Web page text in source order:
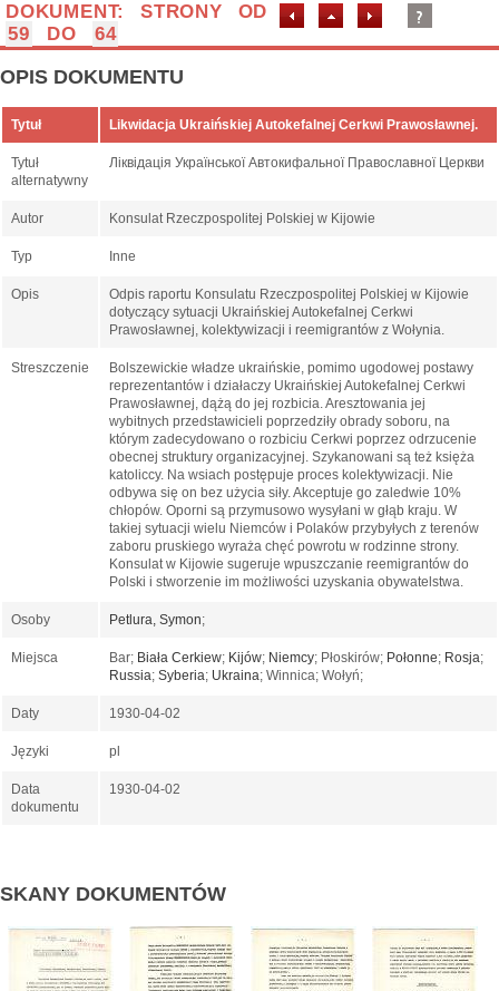
DOKUMENT: STRONY OD
59
DO 64
OPIS DOKUMENTU
Tytuł Likwidacja Ukraińskiej Autokefalnej Cerkwi Prawosławnej.
Tytuł
alternatywny
Ліквідація Української Автокифальної Православної Церкви
Autor Konsulat Rzeczpospolitej Polskiej w Kijowie
Typ Inne
Opis
Odpis raportu Konsulatu Rzeczpospolitej Polskiej w Kijowie
dotyczący sytuacji Ukraińskiej Autokefalnej Cerkwi
Prawosławnej, kolektywizacji i reemigrantów z Wołynia.
Streszczenie
Bolszewickie władze ukraińskie, pomimo ugodowej postawy
reprezentantów i działaczy Ukraińskiej Autokefalnej Cerkwi
Prawosławnej, dążą do jej rozbicia. Aresztowania jej
wybitnych przedstawicieli poprzedziły obrady soboru, na
którym zadecydowano o rozbiciu Cerkwi poprzez odrzucenie
obecnej struktury organizacyjnej. Szykanowani są też księża
katoliccy. Na wsiach postępuje proces kolektywizacji. Nie
odbywa się on bez użycia siły. Akceptuje go zaledwie 10%
chłopów. Oporni są przymusowo wysyłani w głąb kraju. W
takiej sytuacji wielu Niemców i Polaków przybyłych z terenów
zaboru pruskiego wyraża chęć powrotu w rodzinne strony.
Konsulat w Kijowie sugeruje wpuszczanie reemigrantów do
Polski i stworzenie im możliwości uzyskania obywatelstwa.
Osoby Petlura, Symon;
Miejsca Bar; Biała Cerkiew; Kijów; Niemcy; Płoskirów; Połonne; Rosja;
Russia; Syberia; Ukraina; Winnica; Wołyń;
Daty 1930-04-02
Języki pl
Data
dokumentu
1930-04-02
SKANY DOKUMENTÓW